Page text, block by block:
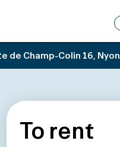
de Champ-Colin 16, Nyon
To rent